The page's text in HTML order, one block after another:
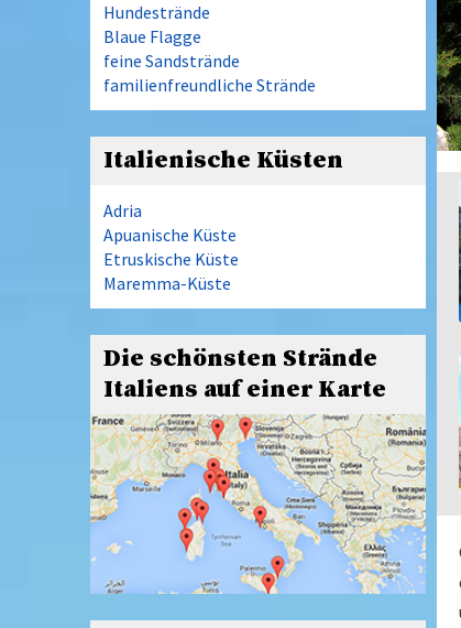
Hundestrände
Blaue Flagge
feine Sandstrände
familienfreundliche Strände
Italienische Küsten
Adria
Apuanische Küste
Etruskische Küste
Maremma-Küste
Die schönsten Strände
Italiens auf einer Karte